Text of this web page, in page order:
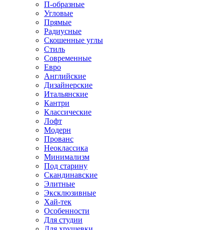
П-образные
Угловые
Прямые
Радиусные
Скошенные углы
Стиль
Современные
Евро
Английские
Дизайнерские
Итальянские
Кантри
Классические
Лофт
Модерн
Прованс
Неоклассика
Минимализм
Под старину
Скандинавские
Элитные
Эксклюзивные
Хай-тек
Особенности
Для студии